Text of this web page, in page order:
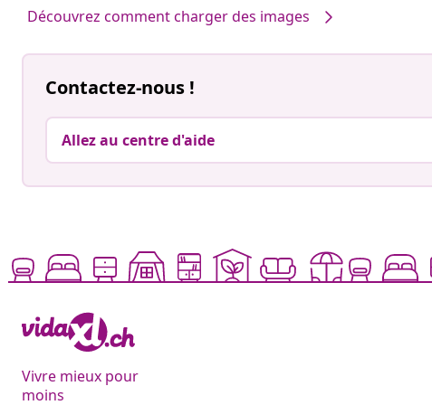
Découvrez comment charger des images
Contactez-nous !
Allez au centre d'aide
Vivre mieux pour
moins